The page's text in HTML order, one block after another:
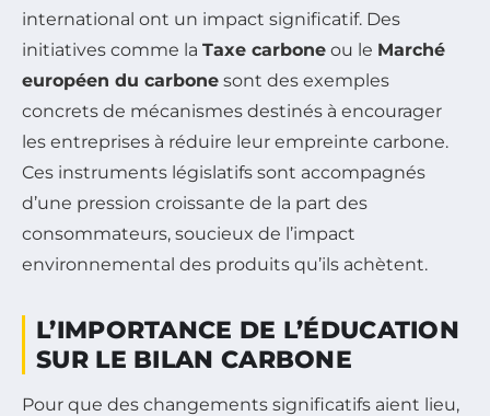
international ont un impact significatif. Des
initiatives comme la Taxe carbone ou le Marché
européen du carbone sont des exemples
concrets de mécanismes destinés à encourager
les entreprises à réduire leur empreinte carbone.
Ces instruments législatifs sont accompagnés
d’une pression croissante de la part des
consommateurs, soucieux de l’impact
environnemental des produits qu’ils achètent.
L’IMPORTANCE DE L’ÉDUCATION
SUR LE BILAN CARBONE
Pour que des changements significatifs aient lieu,